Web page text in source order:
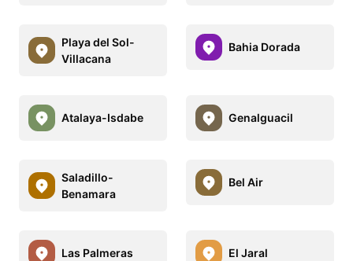
Playa del Sol-
Villacana
Bahia Dorada
Atalaya-Isdabe Genalguacil
Saladillo-
Benamara
Bel Air
Las Palmeras El Jaral